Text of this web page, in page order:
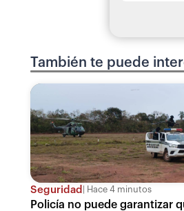
También te puede
Seguridad Hace 4 minutos
Policía no puede garantizar